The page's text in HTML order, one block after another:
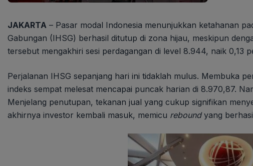
JAKARTA – Pasar modal Indonesia menunjukkan ketahanan
Gabungan (IHSG) berhasil ditutup di zona hijau, meskipun
tersebut mengakhiri sesi perdagangan di level 8.944, naik 0,13
Perjalanan IHSG sepanjang hari ini tidaklah mulus. Membuka
indeks sempat melesat mencapai puncak harian di 8.970,87.
Menjelang penutupan, tekanan jual yang cukup signifikan
akhirnya investor kembali masuk, memicu reboundyang